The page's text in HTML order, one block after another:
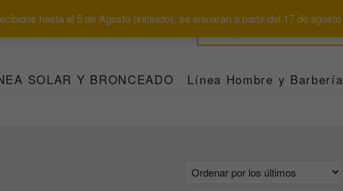
hasta el 5 de Agosto (incluido), se enviarán a partir del 17 de agosto
SOLAR Y BRONCEADO Línea Hombre y Barbería